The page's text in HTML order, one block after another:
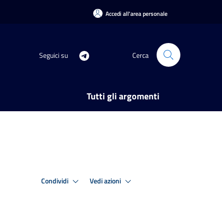
Accedi all'area personale
Seguici su Cerca
Tutti gli argomenti
Condividi Vedi azioni